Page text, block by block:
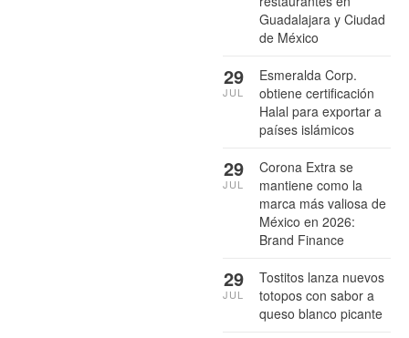
Guadalajara y Ciudad
de México
Esmeralda Corp.
obtiene certificación
Halal para exportar a
países islámicos
29
JUL
Corona Extra se
mantiene como la
marca más valiosa de
México en 2026:
Brand Finance
29
JUL
Tostitos lanza nuevos
totopos con sabor a
queso blanco picante
29
JUL